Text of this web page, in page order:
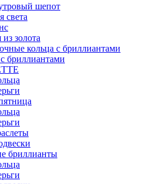
шепот
света
золота
кольца с бриллиантами
бриллиантами
бриллианты